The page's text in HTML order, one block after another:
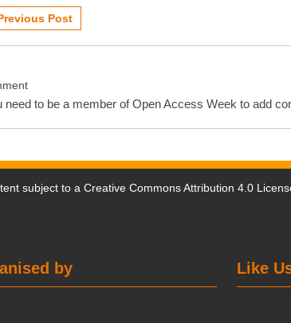
Post
need to be a member of Open Access Week to add
subject to a Creative Commons Attribution 4.0
Like
by